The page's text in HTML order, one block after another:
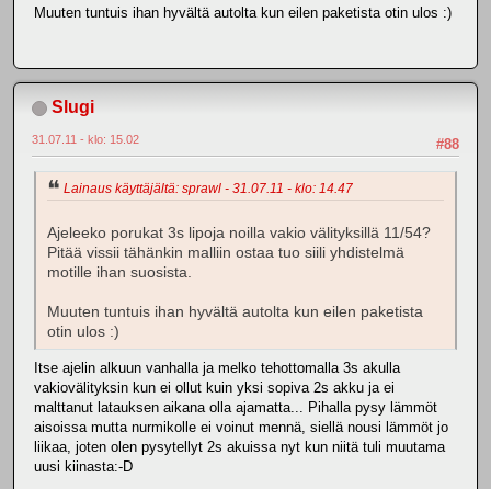
Muuten tuntuis ihan hyvältä autolta kun eilen paketista otin ulos :)
Slugi
#88
31.07.11 - klo: 15.02
Lainaus käyttäjältä: sprawl - 31.07.11 - klo: 14.47
Ajeleeko porukat 3s lipoja noilla vakio välityksillä 11/54?
Pitää vissii tähänkin malliin ostaa tuo siili yhdistelmä
motille ihan suosista.
Muuten tuntuis ihan hyvältä autolta kun eilen paketista
otin ulos :)
Itse ajelin alkuun vanhalla ja melko tehottomalla 3s akulla
vakiovälityksin kun ei ollut kuin yksi sopiva 2s akku ja ei
malttanut latauksen aikana olla ajamatta... Pihalla pysy lämmöt
aisoissa mutta nurmikolle ei voinut mennä, siellä nousi lämmöt jo
liikaa, joten olen pysytellyt 2s akuissa nyt kun niitä tuli muutama
uusi kiinasta:-D